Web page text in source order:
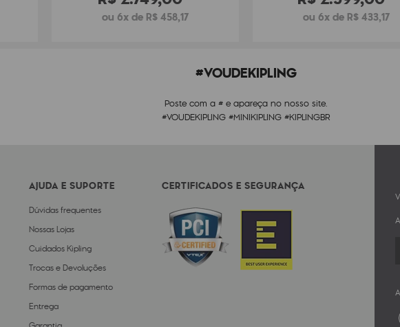
ou 6x de R$ 458,17 ou 6x de R$ 433,17
#VOUDEKIPLING
Poste com a # e apareça no nosso site.
#VOUDEKIPLING #MINIKIPLING #KIPLINGBR
AJUDA E SUPORTE
Dúvidas frequentes
Nossas Lojas
Cuidados Kipling
Trocas e Devoluções
Formas de pagamento
Entrega
CERTIFICADOS E SEGURANÇA